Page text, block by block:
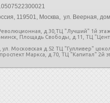
, 119501, Москва, ул. Веерная,
д.30,ТЦ "Лучший" 1й
Площадь Свободы, д.11, ТЦ
ул. Московская д.52 ТЦ "Гулливер"
Маркса, д.70, ТЦ "Капитал" 2й